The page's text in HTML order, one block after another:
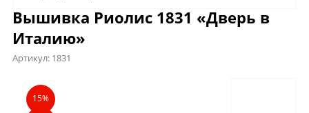
Вышивка Риолис 1831 «Дверь в
Италию»
Артикул: 1831
Описание
15%